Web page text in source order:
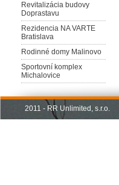
Revitalizácia budovy
Doprastavu
Rezidencia NA VARTE
Bratislava
Rodinné domy Malinovo
Sportovní komplex
Michalovice
2011 - RR Unlimited, s.r.o.